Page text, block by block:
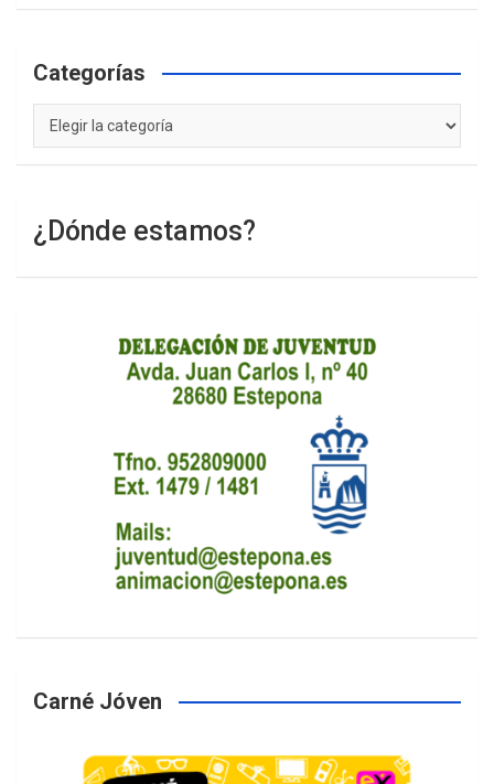
Categorías
Categorías
¿Dónde estamos?
Carné Jóven